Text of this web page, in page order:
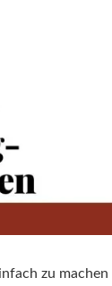
zu machen